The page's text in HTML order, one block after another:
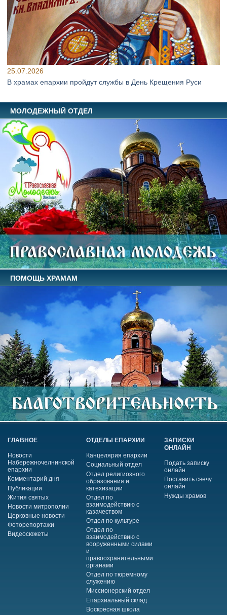
25.07.2026
В храмах епархии пройдут службы в День Крещения Руси
МОЛОДЕЖНЫЙ ОТДЕЛ
ПОМОЩЬ ХРАМАМ
ГЛАВНОЕ
Новости
Набережночелнинской
епархии
Комментарий дня
Публикации
Жития святых
Новости митрополии
Церковные новости
Фоторепортажи
Видеосюжеты
ОТДЕЛЫ ЕПАРХИИ
Канцелярия епархии
Социальный отдел
Отдел религиозного
образования и
катехизации
Отдел по
взаимодействию с
казачеством
Отдел по культуре
Отдел по
взаимодействию с
вооруженными силами
и
правоохранительными
органами
Отдел по тюремному
служению
Миссионерский отдел
Епархиальный склад
Воскресная школа
ЗАПИСКИ
ОНЛАЙН
Подать записку
онлайн
Поставить свечу
онлайн
Нужды храмов